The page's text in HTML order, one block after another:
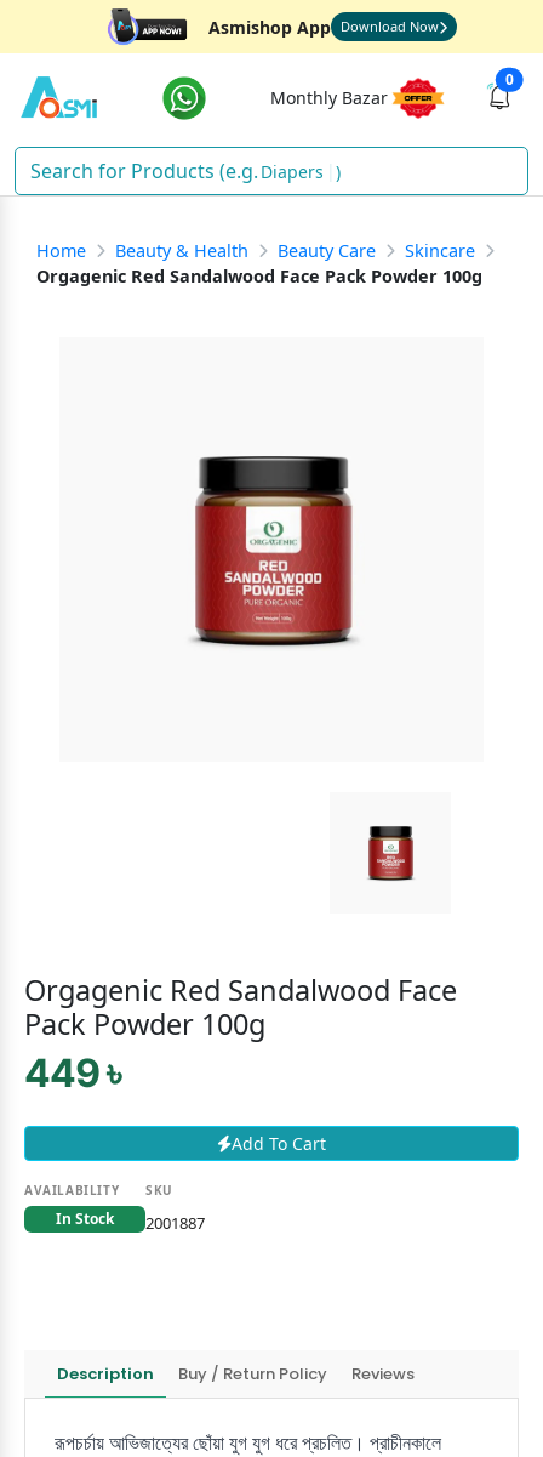
Asmishop App Download Now
Monthly Bazar
0
Diapers )
Home Beauty & Health Beauty Care
Skincare
Orgagenic Red Sandalwood Face Pack Powder 100g
Orgagenic Red Sandalwood Face
Pack Powder 100g
449 ৳
Add To Cart
AVAILABILITY
In Stock
SKU
2001887
Description Buy / Return Policy Reviews
রূপচর্চায় আভিজাত্যের ছোঁয়া যুগ যুগ ধরে প্রচলিত। প্রাচীনকালে